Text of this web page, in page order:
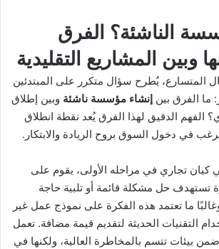
د
إ
الناشئة؟ الفرق
وبين المشاريع التقليدية
المتسارع، يُطرح سؤال متكرر على المبتدئين
ما الفرق بين إنشاء مؤسسة ناشئة وبين إطلاق
الفهم الدقيق لهذا الفرق يُعد نقطة انطلاق
في دخول السوق بروح الريادة والابتكار.
كيان تجاري في مراحله الأولى، يقوم على
تستهدف حل مشكلة قائمة أو تلبية حاجة
ما تعتمد هذه الفكرة على نموذج عمل غير
التقنيات الحديثة لتقديم قيمة مضافة. تعمل
بيئات تتسم بالمخاطرة العالية، ولكنها في